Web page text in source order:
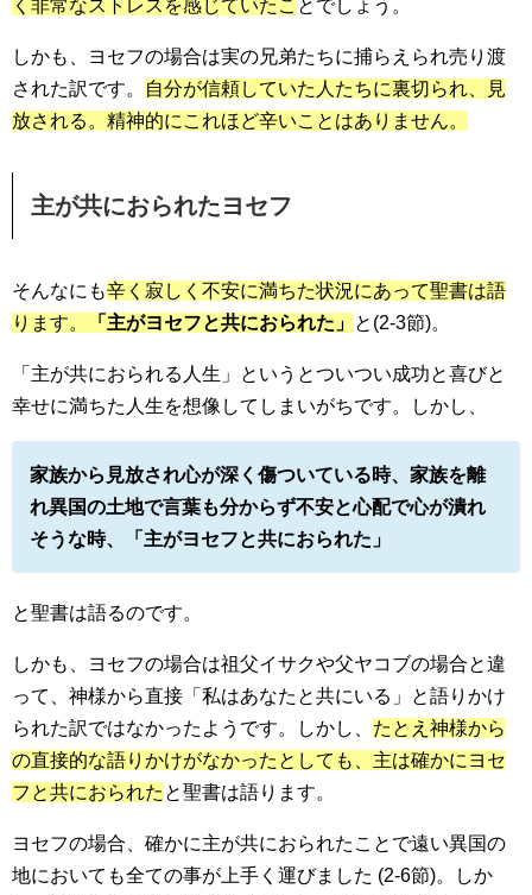
く非常なストレスを感じていたこ とでしょう。
しかも、ヨセフの場合は実の兄弟たちに捕らえられ売り渡
された訳です。
自分が信頼していた人たちに裏切られ、見
放される。精神的にこれほど辛いことはありません。
主が共におられたヨセフ
そんなにも辛く寂しく不安に満ちた状況にあって聖書は語
ります。
「主がヨセフと共におられた」 と(2-3節)。
「主が共におられる人生」というとついつい成功と喜びと
幸せに満ちた人生を想像してしまいがちです。しかし、
家族から見放され心が深く傷ついている時、家族を離
れ異国の土地で言葉も分からず不安と心配で心が潰れ
そうな時、「主がヨセフと共におられた」
と聖書は語るのです。
しかも、ヨセフの場合は祖父イサクや父ヤコブの場合と違
って、神様から直接「私はあなたと共にいる」と語りかけ
られた訳ではなかったようです。しかし、 たとえ神様から
の直接的な語りかけがなかったとしても、主は確かにヨセ
フと共におられた と聖書は語ります。
ヨセフの場合、確かに主が共におられたことで遠い異国の
地においても全ての事が上手く運びました (2-6節)。しか